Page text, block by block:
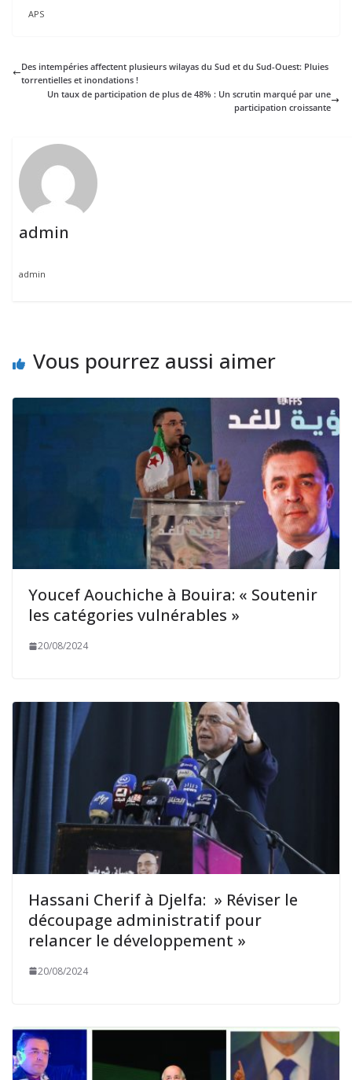
APS
Des intempéries affectent plusieurs wilayas du Sud et du Sud-Ouest: Pluies
torrentielles et inondations !
Un taux de participation de plus de 48% : Un scrutin marqué par une
participation croissante
admin
admin
Vous pourrez aussi aimer
Youcef Aouchiche à Bouira: « Soutenir
les catégories vulnérables »
20/08/2024
Hassani Cherif à Djelfa: » Réviser le
découpage administratif pour
relancer le développement »
20/08/2024